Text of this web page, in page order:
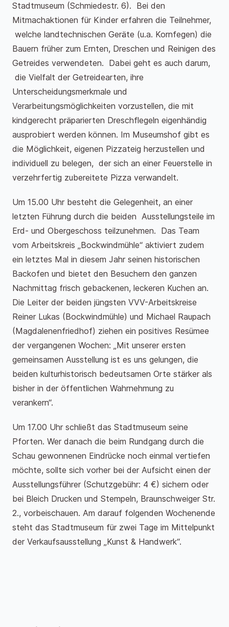
Stadtmuseum (Schmiedestr. 6). Bei den
Mitmachaktionen für Kinder erfahren die Teilnehmer,
welche landtechnischen Geräte (u.a. Kornfegen) die
Bauern früher zum Ernten, Dreschen und Reinigen des
Getreides verwendeten. Dabei geht es auch darum,
die Vielfalt der Getreidearten, ihre
Unterscheidungsmerkmale und
Verarbeitungsmöglichkeiten vorzustellen, die mit
kindgerecht präparierten Dreschflegeln eigenhändig
ausprobiert werden können. Im Museumshof gibt es
die Möglichkeit, eigenen Pizzateig herzustellen und
individuell zu belegen, der sich an einer Feuerstelle in
verzehrfertig zubereitete Pizza verwandelt.
Um 15.00 Uhr besteht die Gelegenheit, an einer
letzten Führung durch die beiden Ausstellungsteile im
Erd- und Obergeschoss teilzunehmen. Das Team
vom Arbeitskreis „Bockwindmühle“ aktiviert zudem
ein letztes Mal in diesem Jahr seinen historischen
Backofen und bietet den Besuchern den ganzen
Nachmittag frisch gebackenen, leckeren Kuchen an.
Die Leiter der beiden jüngsten VVV-Arbeitskreise
Reiner Lukas (Bockwindmühle) und Michael Raupach
(Magdalenenfriedhof) ziehen ein positives Resümee
der vergangenen Wochen: „Mit unserer ersten
gemeinsamen Ausstellung ist es uns gelungen, die
beiden kulturhistorisch bedeutsamen Orte stärker als
bisher in der öffentlichen Wahrnehmung zu
verankern“.
Um 17.00 Uhr schließt das Stadtmuseum seine
Pforten. Wer danach die beim Rundgang durch die
Schau gewonnenen Eindrücke noch einmal vertiefen
möchte, sollte sich vorher bei der Aufsicht einen der
Ausstellungsführer (Schutzgebühr: 4 €) sichern oder
bei Bleich Drucken und Stempeln, Braunschweiger Str.
2., vorbeischauen. Am darauf folgenden Wochenende
steht das Stadtmuseum für zwei Tage im Mittelpunkt
der Verkaufsausstellung „Kunst & Handwerk“.